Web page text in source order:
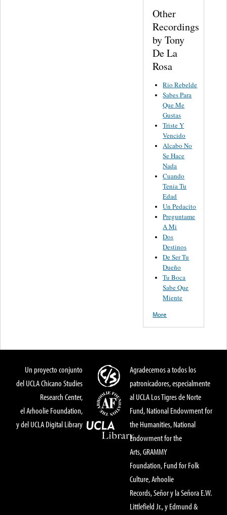
Other
Recordings
by Tony
De La
Rosa
Rio Rebelde
Sabes Para
Que Me
Gustas
Triste Y
Vencido
Alcabo No
Se Hace
Nada
Cuando
Tenia Tu
Edad
Un Pedacito
Preguntame
A Mi
Dos
Destinos
De Ser Tu
Dueño
Tu Boca
Sabe Que
Miente
More
Un proyecto conjunto
del UCLA Chicano Studies
Research Center,
el Arhoolie Foundation,
y del UCLA Digital Library
Agradecemos a todos los
patronicadores, especialmente
al UCLA Los Tigres de Norte
Fund, National Endowment for
the Humanities, National
Endowment for the
Arts, GRAMMY
Foundation, Fund for Folk
Culture, Arhoolie
Records, Señor y la Señora E.W.
Littlefield Jr., y Edmund &